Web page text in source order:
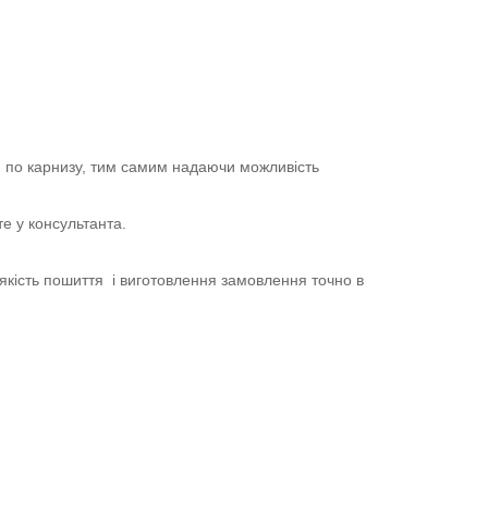
по карнизу, тим самим надаючи можливість
консультанта.
пошиття і виготовлення замовлення точно в